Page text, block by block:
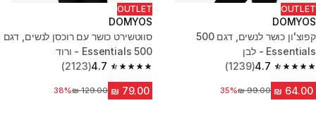
OUTLET
DOMYOS
קפוצ'ון כושר לנשים, דגם 500
Essentials - לבן
4.7
4.7 out of 5 stars from 1239 reviews
(1239)
מחיר לפני הנחה‏99.00 ₪
35%
OUTLET
DOMYOS
סווטשירט כושר עם רוכסן לנשים, דגם
500 Essentials - ורוד
4.7
4.7 out of 5 stars from 2123 reviews
(2123)
מחיר לפני הנחה‏129.00 ₪
38%